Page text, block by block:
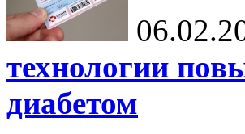
технологии
диабетом